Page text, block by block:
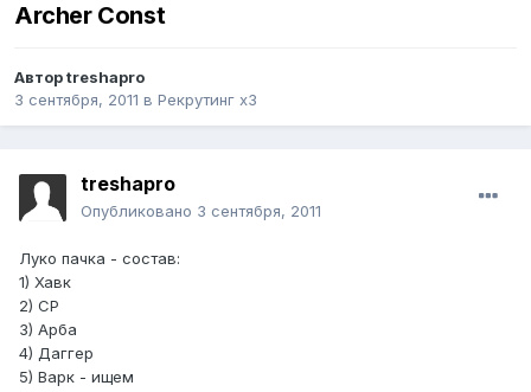
Archer Const
Авторtreshapro
3 сентября, 2011 в Рекрутинг x3
treshapro
Опубликовано 3 сентября, 2011
Луко пачка - состав:
1) Хавк
2) СР
3) Арба
4) Даггер
5) Варк - ищем